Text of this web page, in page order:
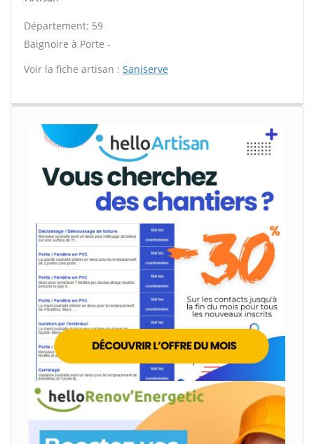
Département: 59
Baignoire à Porte -
Voir la fiche artisan : Saniserve